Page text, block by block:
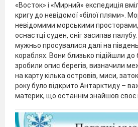
«Восток» і «Мирний» експедиція
кригу до невідомої «білої плями».
невідомими морськими
оснастці суден, сніг засипав
мужньо просувалися далі на
кораблях. Вони близько підійшли до
зробили опис берегів, визначили
на карту кілька островів, миси,
року було відкрито Антарктиду –
материк, що останнім знайшов своє